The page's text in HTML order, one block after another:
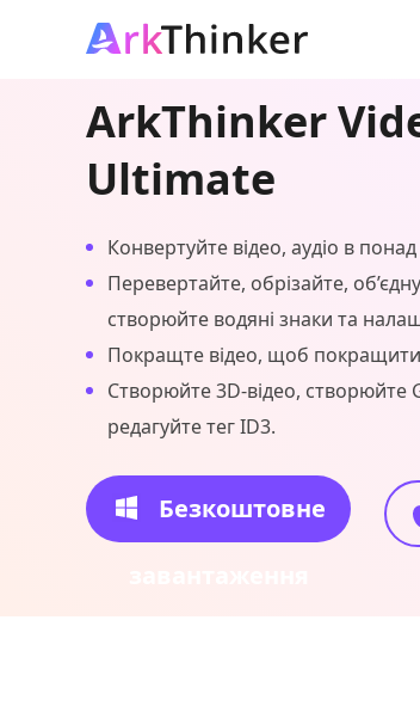
ArkThinker
Ultimate
Конвертуйте відео, аудіо в
Перевертайте, обрізайте,
створюйте водяні знаки та
Покращте відео, щоб покращити
Створюйте 3D-відео, створюйте
редагуйте тег ID3.
Безкоштовне